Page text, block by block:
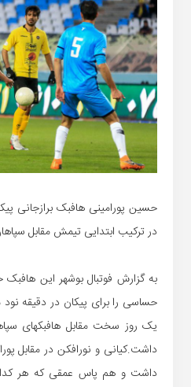
حسین پورامینی هافبک برازجانی
در ترکیب ابتدایی تیمش مقابل
به گزارش فوتبال بوشهر این
حساسی را برای پیکان در دقیقه نود
یک روز سخت مقابل هافبکهای
داشت.کیانی و نورافکن در مقابل
داشت و هم پاس عمقی که هر